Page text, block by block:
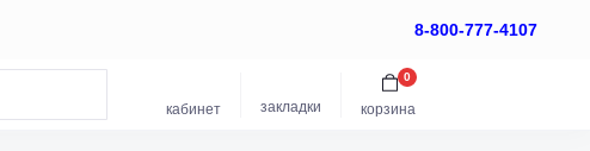
8-800-777-4107
кабинет закладки корзина
0